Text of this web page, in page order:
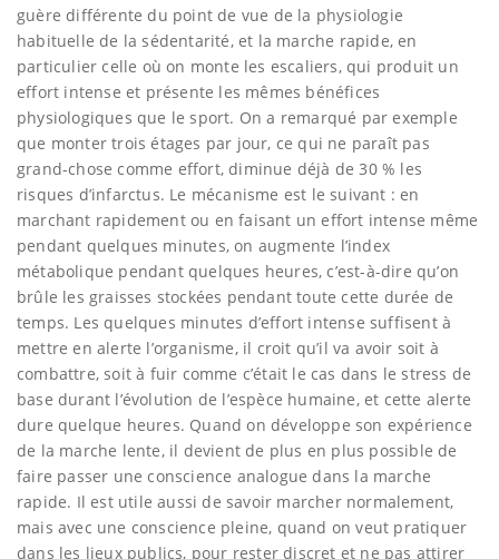
guère différente du point de vue de la physiologie
habituelle de la sédentarité, et la marche rapide, en
particulier celle où on monte les escaliers, qui produit un
effort intense et présente les mêmes bénéfices
physiologiques que le sport. On a remarqué par exemple
que monter trois étages par jour, ce qui ne paraît pas
grand-chose comme effort, diminue déjà de 30 % les
risques d’infarctus. Le mécanisme est le suivant : en
marchant rapidement ou en faisant un effort intense même
pendant quelques minutes, on augmente l’index
métabolique pendant quelques heures, c’est-à-dire qu’on
brûle les graisses stockées pendant toute cette durée de
temps. Les quelques minutes d’effort intense suffisent à
mettre en alerte l’organisme, il croit qu’il va avoir soit à
combattre, soit à fuir comme c’était le cas dans le stress de
base durant l’évolution de l’espèce humaine, et cette alerte
dure quelque heures. Quand on développe son expérience
de la marche lente, il devient de plus en plus possible de
faire passer une conscience analogue dans la marche
rapide. Il est utile aussi de savoir marcher normalement,
mais avec une conscience pleine, quand on veut pratiquer
dans les lieux publics, pour rester discret et ne pas attirer